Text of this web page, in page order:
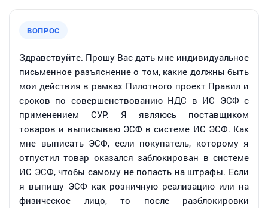
ВОПРОС
Здравствуйте. Прошу Вас дать мне индивидуальное
письменное разъяснение о том, какие должны быть
мои действия в рамках Пилотного проект Правил и
сроков по совершенствованию НДС в ИС ЭСФ с
применением СУР. Я являюсь поставщиком
товаров и выписываю ЭСФ в системе ИС ЭСФ. Как
мне выписать ЭСФ, если покупатель, которому я
отпустил товар оказался заблокирован в системе
ИС ЭСФ, чтобы самому не попасть на штрафы. Если
я выпишу ЭСФ как розничную реализацию или на
физическое лицо, то после разблокировки